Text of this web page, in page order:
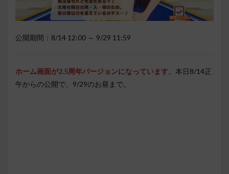
公開期間：8/14 12:00 ～ 9/29 11:59
ホーム画面が2.5周年バージョンになっています。本日8/14正
午からの公開で、9/29のお昼まで。